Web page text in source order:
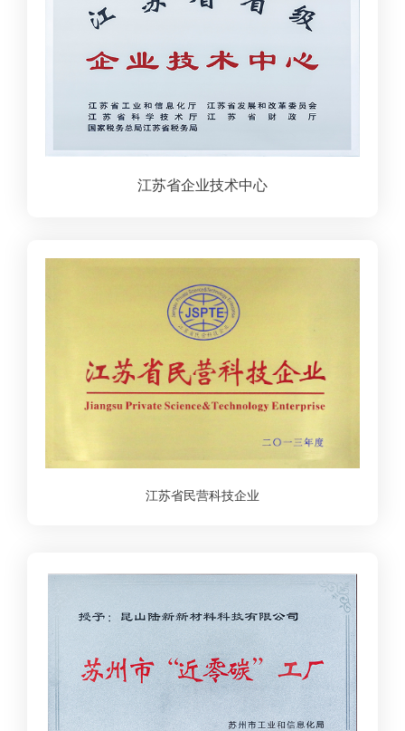
江苏省企业技术中心
江苏省民营科技企业